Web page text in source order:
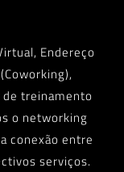
Endereço
de treinamento
o networking
conexão entre
serviços.